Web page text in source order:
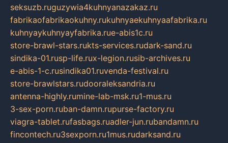
seksuzb.ruguzywia4kuhnyanazakaz.ru
fabrikaofabrikaokuhny.rukuhnyaekuhnyaafabrika.ru
kuhnyaykuhnyayfabrika.rue-abis1c.ru
store-brawl-stars.rukts-services.rudark-sand.ru
sindika-01.rusp-life.rux-legion.rusib-archives.ru
e-abis-1-c.rusindika01.ruvenda-festival.ru
store-brawlstars.rudooraleksandria.ru
antenna-highly.rumine-lab-msk.ru1-mus.ru
3-sex-porn.ruban-damn.rupurse-factory.ru
viagra-tablet.rufasbags.ruadler-jun.rubandamn.ru
fincontech.ru3sexporn.ru1mus.rudarksand.ru